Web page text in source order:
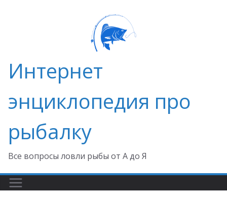
Интернет
энциклопедия про
рыбалку
Все вопросы ловли рыбы от А до Я